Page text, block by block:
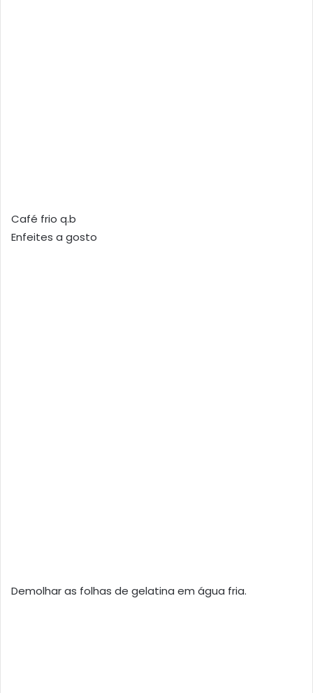
Café frio q.b
Enfeites a gosto
Demolhar as folhas de gelatina em água fria.